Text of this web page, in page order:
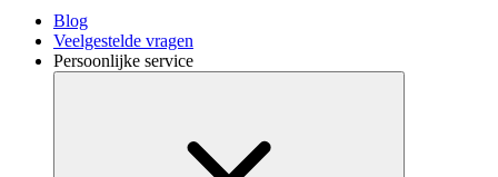
Blog
Veelgestelde vragen
Persoonlijke service